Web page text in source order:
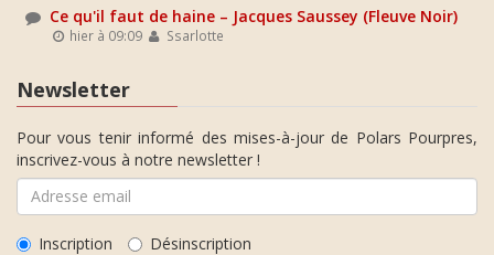
Ce qu'il faut de haine – Jacques Saussey (Fleuve Noir)
hier à 09:09 Ssarlotte
Newsletter
Pour vous tenir informé des mises-à-jour de Polars Pourpres,
inscrivez-vous à notre newsletter !
Inscription Désinscription